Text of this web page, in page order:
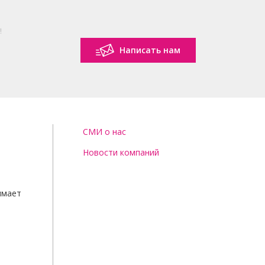
Написать нам
СМИ о нас
Новости компаний